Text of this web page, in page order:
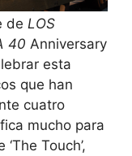
de LOS
40 Anniversary
esta
que han
cuatro
mucho para
Touch’,